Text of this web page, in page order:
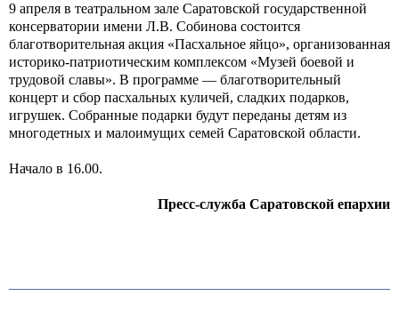
9 апреля в театральном зале Саратовской государственной
консерватории имени Л.В. Собинова состоится
благотворительная акция «Пасхальное яйцо», организованная
историко-патриотическим комплексом «Музей боевой и
трудовой славы». В программе — благотворительный
концерт и сбор пасхальных куличей, сладких подарков,
игрушек. Собранные подарки будут переданы детям из
многодетных и малоимущих семей Саратовской области.
Начало в 16.00.
Пресс-служба Саратовской епархии